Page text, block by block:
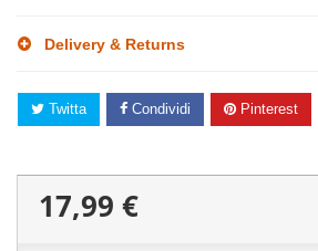
Delivery & Returns
Twitta Condividi Pinterest
17,99 €